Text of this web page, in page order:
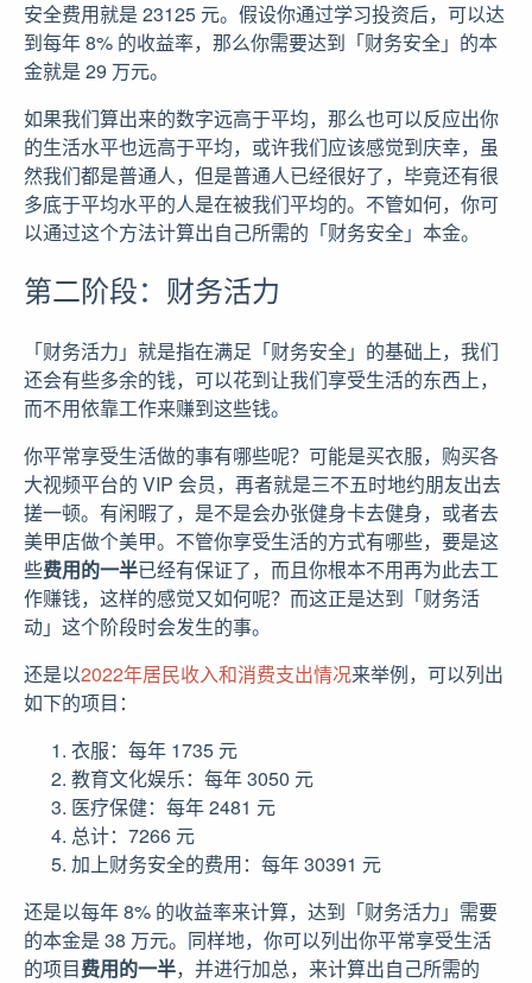
安全费用就是 23125 元。假设你通过学习投资后，可以达
到每年 8% 的收益率，那么你需要达到「财务安全」的本
金就是 29 万元。
如果我们算出来的数字远高于平均，那么也可以反应出你
的生活水平也远高于平均，或许我们应该感觉到庆幸，虽
然我们都是普通人，但是普通人已经很好了，毕竟还有很
多底于平均水平的人是在被我们平均的。不管如何，你可
以通过这个方法计算出自己所需的「财务安全」本金。
第二阶段：财务活力
「财务活力」就是指在满足「财务安全」的基础上，我们
还会有些多余的钱，可以花到让我们享受生活的东西上，
而不用依靠工作来赚到这些钱。
你平常享受生活做的事有哪些呢？可能是买衣服，购买各
大视频平台的 VIP 会员，再者就是三不五时地约朋友出去
搓一顿。有闲暇了，是不是会办张健身卡去健身，或者去
美甲店做个美甲。不管你享受生活的方式有哪些，要是这
些费用的一半已经有保证了，而且你根本不用再为此去工
作赚钱，这样的感觉又如何呢？而这正是达到「财务活
动」这个阶段时会发生的事。
还是以2022年居民收入和消费支出情况来举例，可以列出
如下的项目：
衣服：每年 1735 元
教育文化娱乐：每年 3050 元
医疗保健：每年 2481 元
总计：7266 元
加上财务安全的费用：每年 30391 元
还是以每年 8% 的收益率来计算，达到「财务活力」需要
的本金是 38 万元。同样地，你可以列出你平常享受生活
的项目费用的一半，并进行加总，来计算出自己所需的